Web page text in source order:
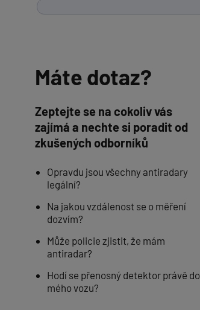
Máte dotaz?
Zeptejte se na cokoliv vás
zajímá a nechte si poradit od
zkušených odborníků
Opravdu jsou všechny antiradary
legální?
Na jakou vzdálenost se o měření
dozvím?
Může policie zjistit, že mám
antiradar?
Hodí se přenosný detektor právě do
mého vozu?